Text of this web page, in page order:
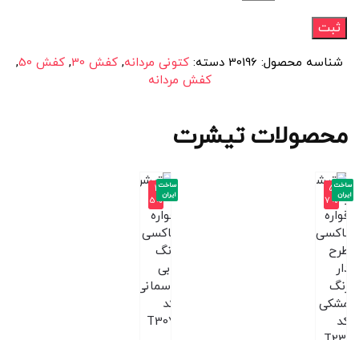
شناسه محصول: 30196 دسته: کتونی مردانه, کفش 30 , کفش 50
,
کفش مردانه
محصولات تیشرت
-5
7%
ساخت
ایران
-4
5%
ساخت
ایران